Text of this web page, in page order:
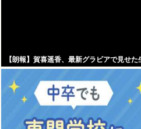
【朗報】賀喜遥香、最新グラビアで見せ